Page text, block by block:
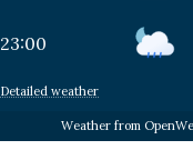
23:00
Detailed weather
Weather from